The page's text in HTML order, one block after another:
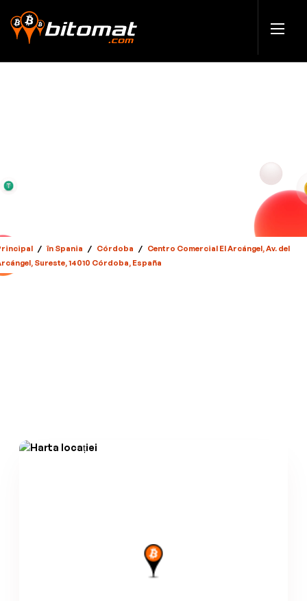
/ în Spania / Córdoba / Centro Comercial El Arcángel, Av. del
Sureste, 14010 Córdoba, España